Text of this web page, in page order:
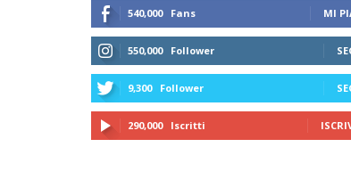
540,000 Fans MI
550,000 Follower
9,300 Follower
290,000 Iscritti